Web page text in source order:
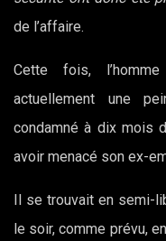
de l’affaire.
Cette fois,
actuellement une
condamné à dix mois
avoir menacé son ex-
Il se trouvait en semi-
le soir, comme prévu,